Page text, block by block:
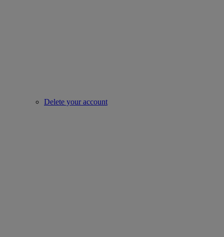
Delete your account